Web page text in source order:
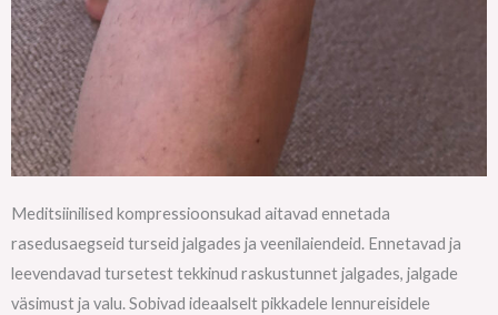
Meditsiinilised kompressioonsukad aitavad ennetada
rasedusaegseid turseid jalgades ja veenilaiendeid. Ennetavad ja
leevendavad tursetest tekkinud raskustunnet jalgades, jalgade
väsimust ja valu. Sobivad ideaalselt pikkadele lennureisidele